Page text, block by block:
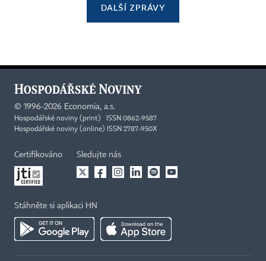
DALŠÍ ZPRÁVY
© 1996-2026 Economia, a.s.
Hospodářské noviny (print) ISSN 0862-9587
Hospodářské noviny (online) ISSN 2787-950X
Certifikováno Sledujte nás
Stáhněte si aplikaci HN